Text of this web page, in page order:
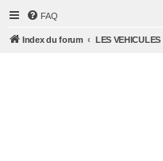
FAQ
Index du forum